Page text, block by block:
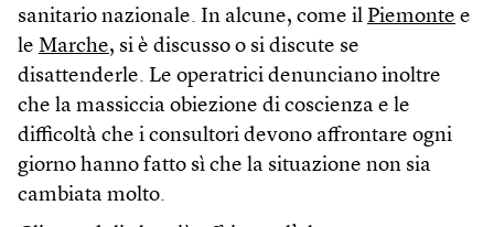
sanitario nazionale. In alcune, come il Piemonte e
le Marche, si è discusso o si discute se
disattenderle. Le operatrici denunciano inoltre
che la massiccia obiezione di coscienza e le
difficoltà che i consultori devono affrontare ogni
giorno hanno fatto sì che la situazione non sia
cambiata molto.